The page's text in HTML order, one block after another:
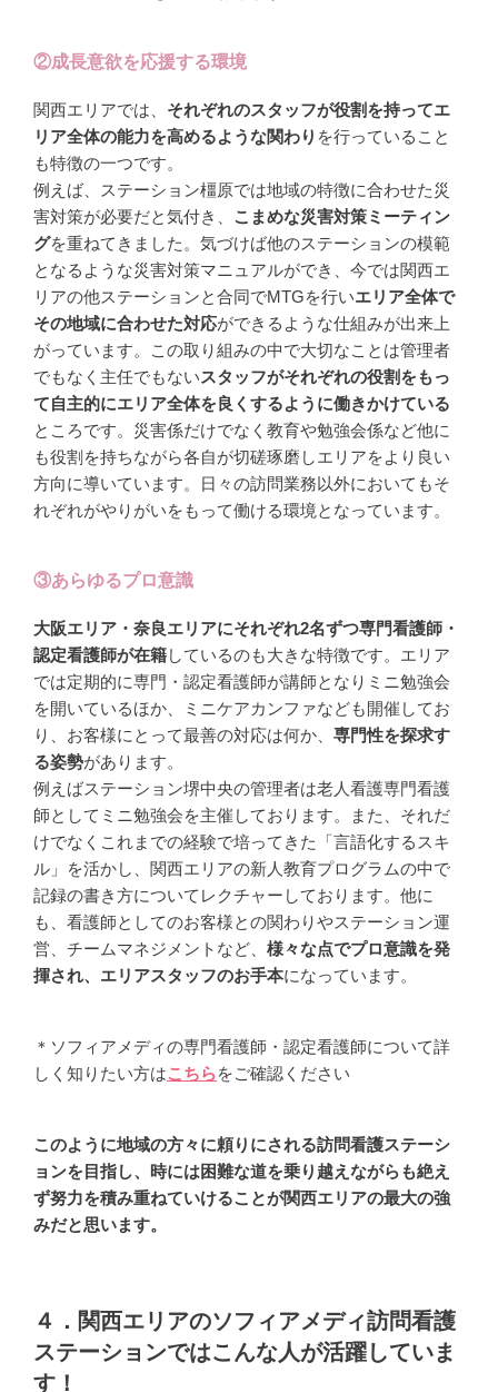
②成長意欲を応援する環境
関西エリアでは、 それぞれのスタッフが役割を持ってエ
リア全体の能力を高めるような関わり を行っていること
も特徴の一つです。
例えば、ステーション橿原では地域の特徴に合わせた災
害対策が必要だと気付き、 こまめな災害対策ミーティン
グを重ねてきました。気づけば他のステーションの模範
となるような災害対策マニュアルができ、今では関西エ
リアの他ステーションと合同でMTGを行いエリア全体で
その地域に合わせた対応ができるような仕組みが出来上
がっています。この取り組みの中で大切なことは管理者
でもなく主任でもないスタッフがそれぞれの役割をもっ
て自主的にエリア全体を良くするように働きかけている
ところです。災害係だけでなく教育や勉強会係など他に
も役割を持ちながら各自が切磋琢磨しエリアをより良い
方向に導いています。日々の訪問業務以外においてもそ
れぞれがやりがいをもって働ける環境となっています。
③あらゆるプロ意識
大阪エリア・奈良エリアにそれぞれ2名ずつ専門看護師・
認定看護師が在籍しているのも大きな特徴です。エリア
では定期的に専門・認定看護師が講師となりミニ勉強会
を開いているほか、ミニケアカンファなども開催してお
り、お客様にとって最善の対応は何か、 専門性を探求す
る姿勢があります。
例えばステーション堺中央の管理者は老人看護専門看護
師としてミニ勉強会を主催しております。また、それだ
けでなくこれまでの経験で培ってきた「言語化するスキ
ル」を活かし、関西エリアの新人教育プログラムの中で
記録の書き方についてレクチャーしております。他に
も、看護師としてのお客様との関わりやステーション運
営、チームマネジメントなど、 様々な点でプロ意識を発
揮され、エリアスタッフのお手本になっています。
＊ソフィアメディの専門看護師・認定看護師について詳
しく知りたい方はこちらをご確認ください
このように地域の方々に頼りにされる訪問看護ステーシ
ョンを目指し、時には困難な道を乗り越えながらも絶え
ず努力を積み重ねていけることが関西エリアの最大の強
みだと思います。
４．関西エリアのソフィアメディ訪問看護
ステーションではこんな人が活躍していま
す！